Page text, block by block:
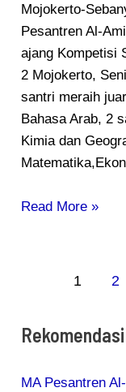
Mojokerto-
Pesantren Al-
ajang Kompetisi
2 Mojokerto,
santri meraih
Bahasa Arab, 2
Kimia dan
Umum
Read More »
1 2
MA Pesantren